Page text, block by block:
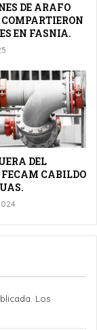
DE ARAFO
EN FASNIA.
DEL
FECAM CABILDO
Los